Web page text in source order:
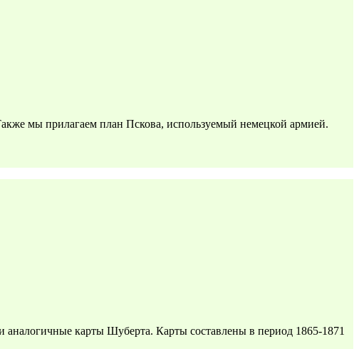
мы прилагаем план Пскова, используемый немецкой армией.
карты Шуберта. Карты составлены в период 1865-1871